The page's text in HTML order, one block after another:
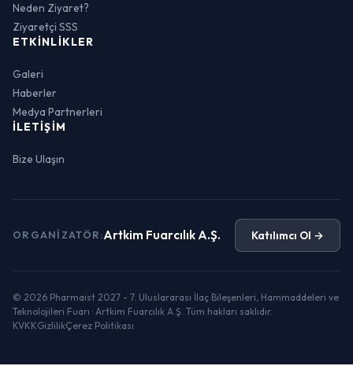
Neden Ziyaret?
Ziyaretçi SSS
ETKINLIKLER
Galeri
Haberler
Medya Partnerleri
İLETIŞIM
Bize Ulaşın
ORGANIZATÖR:Artkim Fuarcılık A.Ş. Katılımcı Ol →
© 2026 Pharmaist 2027 - 7. Uluslararası İlaç Bileşenleri, Hammaddeleri ve
Teknolojileri Fuarı · Artkim Fuarcılık A.Ş. Tüm hakları saklıdır.
KVKKGizlilikÇerez Politikası